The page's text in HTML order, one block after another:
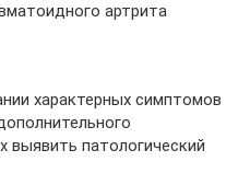
артрита
характерных симптомов
патологический